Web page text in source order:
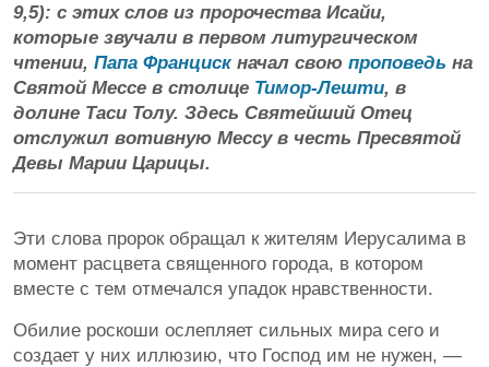
9,5): с этих слов из пророчества Исайи,
которые звучали в первом литургическом
чтении, Папа Франциск начал свою проповедь на
Святой Мессе в столице Тимор-Лешти, в
долине Таси Толу. Здесь Святейший Отец
отслужил вотивную Мессу в честь Пресвятой
Девы Марии Царицы.
Эти слова пророк обращал к жителям Иерусалима в
момент расцвета священного города, в котором
вместе с тем отмечался упадок нравственности.
Обилие роскоши ослепляет сильных мира сего и
создает у них иллюзию, что Господ им не нужен, —